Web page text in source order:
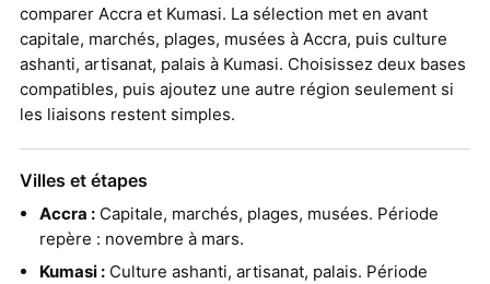
comparer Accra et Kumasi. La sélection met en avant
capitale, marchés, plages, musées à Accra, puis culture
ashanti, artisanat, palais à Kumasi. Choisissez deux bases
compatibles, puis ajoutez une autre région seulement si
les liaisons restent simples.
Villes et étapes
Accra :Capitale, marchés, plages, musées. Période
repère : novembre à mars.
Kumasi :Culture ashanti, artisanat, palais. Période